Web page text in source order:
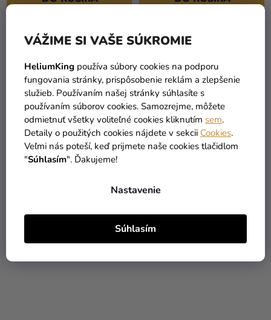
VÁŽIME SI VAŠE SÚKROMIE
HeliumKing používa súbory cookies na podporu
fungovania stránky, prispôsobenie reklám a zlepšenie
služieb. Používaním našej stránky súhlasíte s
používaním súborov cookies. Samozrejme, môžete
odmietnuť všetky voliteľné cookies kliknutím sem.
Detaily o použitých cookies nájdete v sekcii Cookies.
Veľmi nás poteší, keď prijmete naše cookies tlačidlom
"Súhlasím". Ďakujeme!
Nastavenie
Súhlasím
0,13 €
DO KOŠÍKA
0,10 €
DO KOŠÍKA